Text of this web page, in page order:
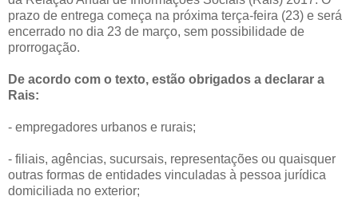
prazo de entrega começa na próxima terça-feira (23) e será
encerrado no dia 23 de março, sem possibilidade de
prorrogação.
De acordo com o texto, estão obrigados a declarar a
Rais:
- empregadores urbanos e rurais;
- filiais, agências, sucursais, representações ou quaisquer
outras formas de entidades vinculadas à pessoa jurídica
domiciliada no exterior;